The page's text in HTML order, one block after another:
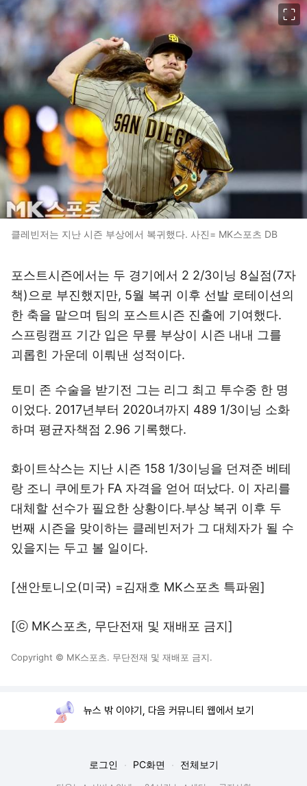
클레빈저는 지난 시즌 부상에서 복귀했다. 사진= MK스포츠 DB
포스트시즌에서는 두 경기에서 2 2/3이닝 8실점(7자
책)으로 부진했지만, 5월 복귀 이후 선발 로테이션의
한 축을 맡으며 팀의 포스트시즌 진출에 기여했다.
스프링캠프 기간 입은 무릎 부상이 시즌 내내 그를
괴롭힌 가운데 이뤄낸 성적이다.
토미 존 수술을 받기전 그는 리그 최고 투수중 한 명
이었다. 2017년부터 2020녀까지 489 1/3이닝 소화
하며 평균자책점 2.96 기록했다.
화이트삭스는 지난 시즌 158 1/3이닝을 던져준 베테
랑 조니 쿠에토가 FA 자격을 얻어 떠났다. 이 자리를
대체할 선수가 필요한 상황이다.부상 복귀 이후 두
번째 시즌을 맞이하는 클레빈저가 그 대체자가 될 수
있을지는 두고 볼 일이다.
[샌안토니오(미국) =김재호 MK스포츠 특파원]
[ⓒ MK스포츠, 무단전재 및 재배포 금지]
Copyright © MK스포츠. 무단전재 및 재배포 금지.
뉴스 밖 이야기, 다음 커뮤니티 웹에서 보기
로그인 PC화면 전체보기